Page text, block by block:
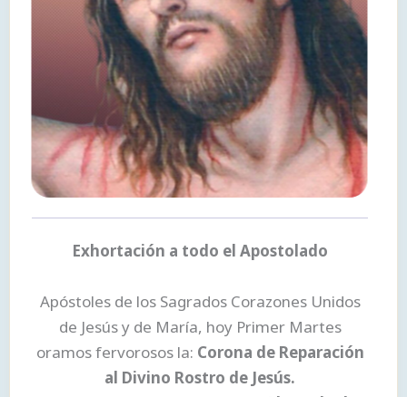
Exhortación a todo el Apostolado
Apóstoles de los Sagrados Corazones Unidos
de Jesús y de María, hoy Primer Martes
oramos fervorosos la: Corona de Reparación
al Divino Rostro de Jesús.